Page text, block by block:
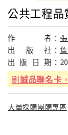
公共工程
作 者：
出
版 社：
出 版 日 期：
刷誠品聯名卡
大量採購團購專區